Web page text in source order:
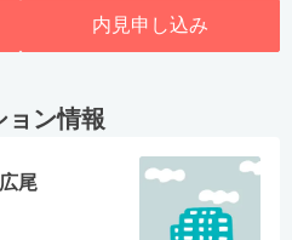
内見申し込み
ョン情報
尾